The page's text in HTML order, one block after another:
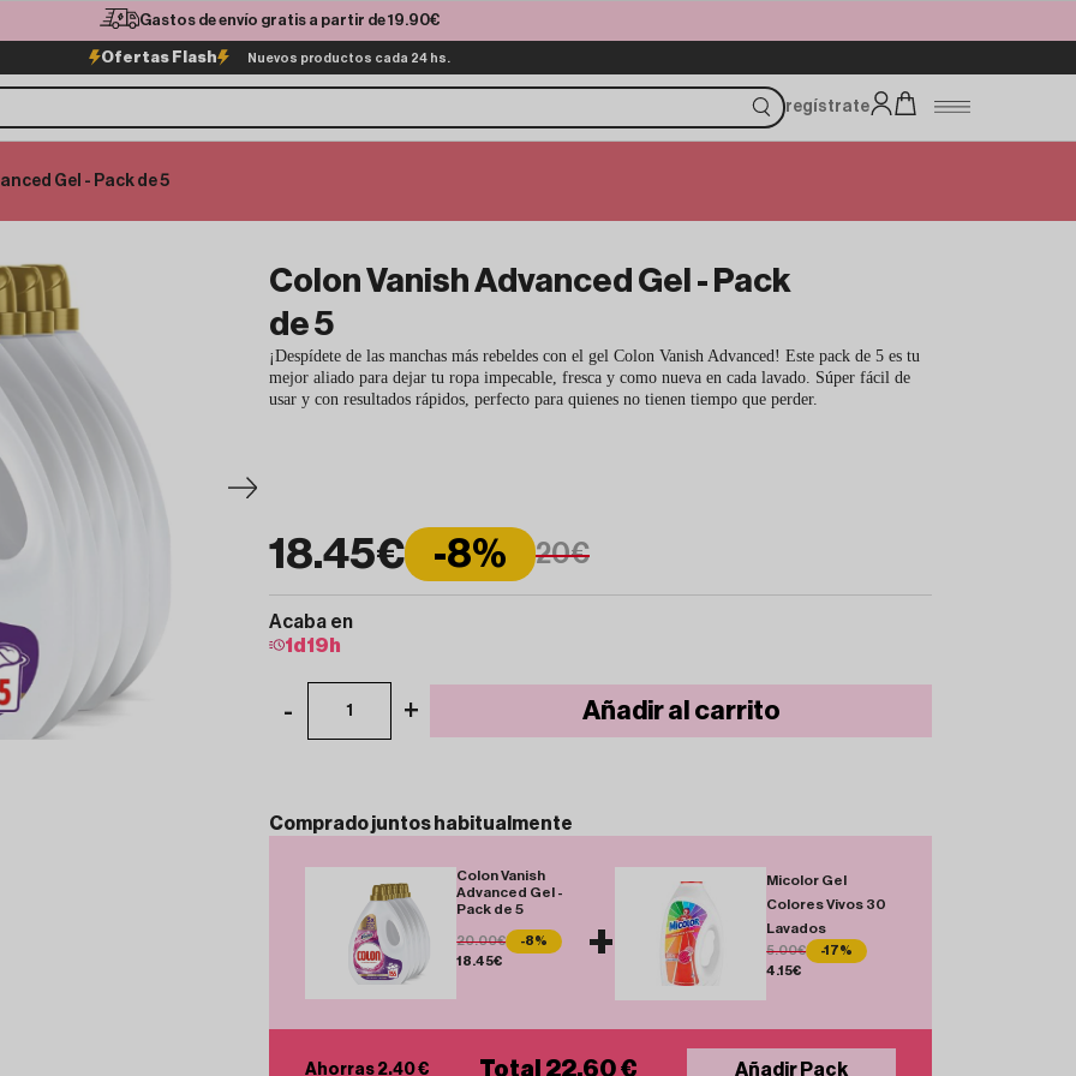
Gastos de envío gratis a partir de 19.90€
Ofertas Flash Nuevos productos cada 24 hs.
regístrate
Gel - Pack de 5
Colon Vanish Advanced Gel - Pack
de 5
¡Despídete de las manchas más rebeldes con el gel Colon Vanish Advanced! Este pack de 5 es tu
mejor aliado para dejar tu ropa impecable, fresca y como nueva en cada lavado. Súper fácil de
usar y con resultados rápidos, perfecto para quienes no tienen tiempo que perder.
18.45€ -8% 20€
Acaba en
1 d 19 h
- 1 + Añadir al carrito
Compradojuntos habitualmente
Colon Vanish
Advanced Gel -
Pack de 5
20.00€
-8%
18.45€
+
Micolor Gel
Colores Vivos 30
Lavados
5.00€
-17%
4.15€
Ahorras 2.40 € Total 22.60 € Añadir Pack